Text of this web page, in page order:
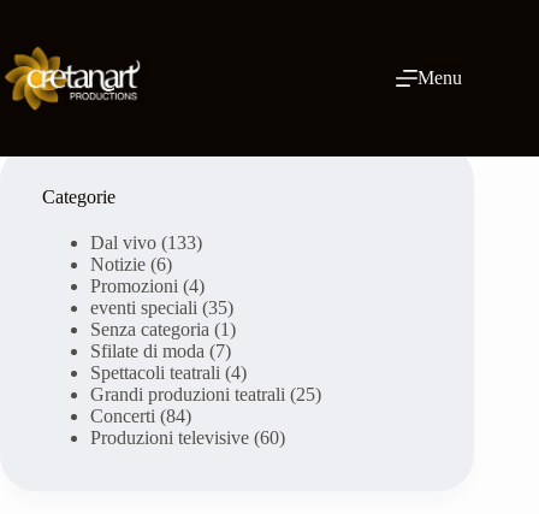
contenuto
Menu
Categorie
Dal vivo (133)
Notizie (6)
Promozioni (4)
eventi speciali (35)
Senza categoria (1)
Sfilate di moda (7)
Spettacoli teatrali (4)
Grandi produzioni teatrali (25)
Concerti (84)
Produzioni televisive (60)